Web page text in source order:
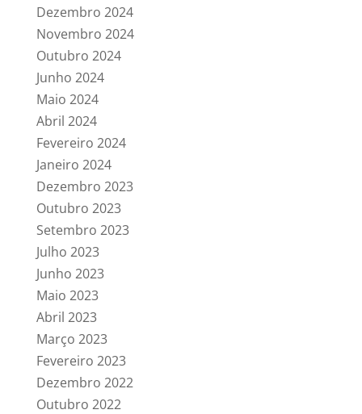
Dezembro 2024
Novembro 2024
Outubro 2024
Junho 2024
Maio 2024
Abril 2024
Fevereiro 2024
Janeiro 2024
Dezembro 2023
Outubro 2023
Setembro 2023
Julho 2023
Junho 2023
Maio 2023
Abril 2023
Março 2023
Fevereiro 2023
Dezembro 2022
Outubro 2022